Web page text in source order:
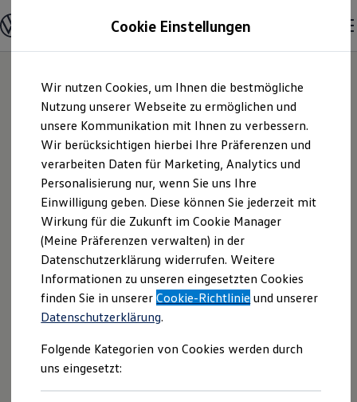
Hauptinhalt
springen
Footer
springen
Modelle & Konfigurator
Nutzfahrzeugkategorien entdecken
Modelle konfigurieren
Vorgängermodelle und Oldtimer
Vorgängermodelle
Oldtimer
Bulli Historie
Branchenlösungen & Gewerbekunden
Umbaulösungen und Hersteller finden
Auf- und Umbauten entdecken & konfigurieren
Groß- und Sonderkunden
Großkunden
Kommunen & Behörden
Journalisten
Sportvereine
Branchenlösungen
Bau & Handwerk
Gewerbliche Personenbeförderung
Service & mobile Werkstätten
Kurier, Logistik & Handel
Kühlfahrzeuge
Feuerwehr
ONE Business ID Vorteile
Autohaus Michael
Krammer GmbH |
Impressum &
Rechtliches
Hier finden Sie Informationen über die
Autohaus Michael Krammer GmbH als
verantwortliche Anbieterin von Inhalten
und Angeboten, die auf dieser Webseite
Cookie Einstellungen
Wir nutzen Cookies, um Ihnen die bestmögliche
Nutzung unserer Webseite zu ermöglichen und
unsere Kommunikation mit Ihnen zu verbessern.
Wir berücksichtigen hierbei Ihre Präferenzen und
verarbeiten Daten für Marketing, Analytics und
Personalisierung nur, wenn Sie uns Ihre
Einwilligung geben. Diese können Sie jederzeit mit
Wirkung für die Zukunft im Cookie Manager
(Meine Präferenzen verwalten) in der
Datenschutzerklärung widerrufen. Weitere
Informationen zu unseren eingesetzten Cookies
finden Sie in unsererCookie-Richtlinie und unserer
Datenschutzerklärung.
Folgende Kategorien von Cookies werden durch
uns eingesetzt: